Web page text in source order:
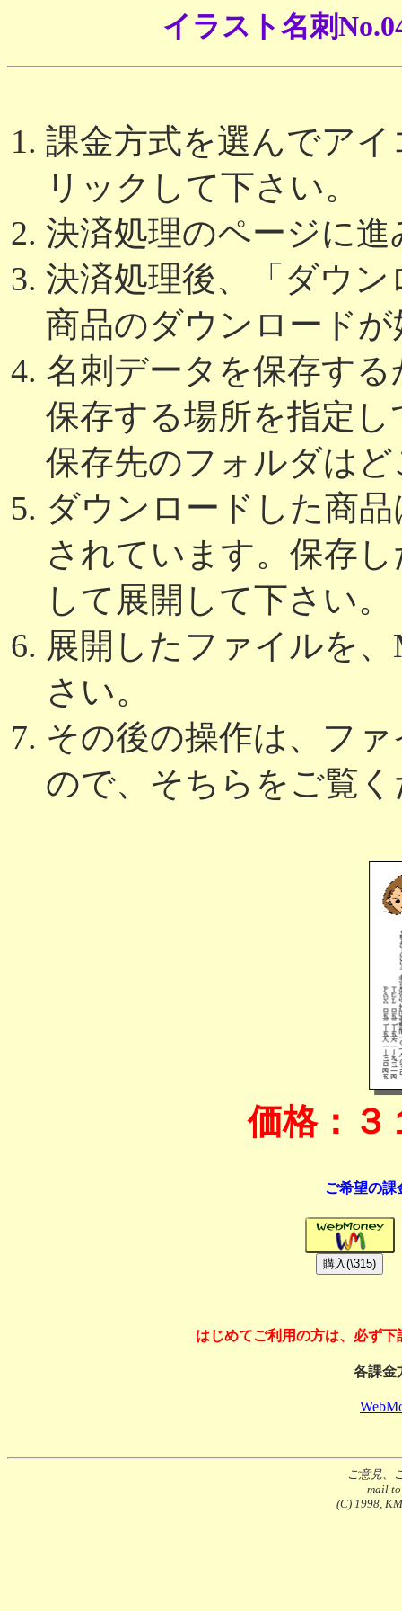
イラスト名刺
課金方式を選んでア
リックして下さい。
決済処理のページに進
決済処理後、「ダウ
商品のダウンロード
名刺データを保存す
保存する場所を指定し
保存先のフォルダは
ダウンロードした商
されています。保存
して展開して下さい。
展開したファイルを、
さい。
その後の操作は、フ
ので、そちらをご覧
価格：３
ご希望の課
はじめてご利用の方は、必ず
各課金
ご意見、
mail
(C) 1998,